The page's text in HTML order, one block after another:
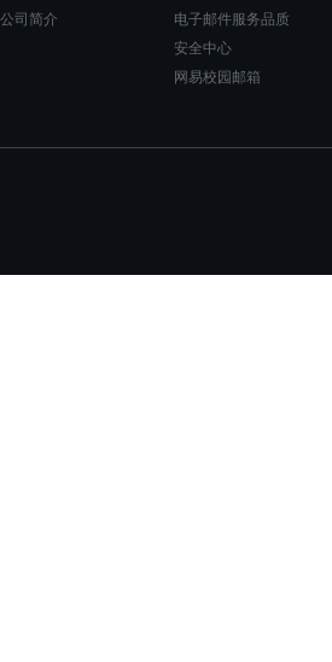
公司简介
电子邮件服务品质
安全中心
网易校园邮箱